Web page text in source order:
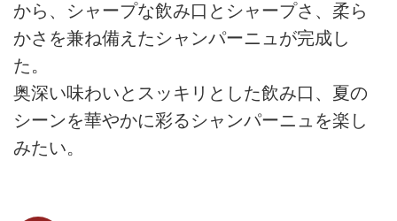
から、シャープな飲み口とシャープさ、柔ら
かさを兼ね備えたシャンパーニュが完成し
た。
奥深い味わいとスッキリとした飲み口、夏の
シーンを華やかに彩るシャンパーニュを楽し
みたい。